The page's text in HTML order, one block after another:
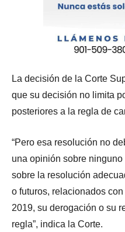
La decisión de la Corte
que su decisión no limita
posteriores a la regla de
“Pero esa resolución no
una opinión sobre
sobre la resolución
o futuros, relacionados
2019, su derogación o su
regla”, indica la Corte.